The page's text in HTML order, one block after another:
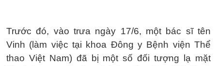
Trước đó, vào trưa ngày 17/6, một bác sĩ tên
Vinh (làm việc tại khoa Đông y Bệnh viện Thể
thao Việt Nam) đã bị một số đối tượng lạ mặt